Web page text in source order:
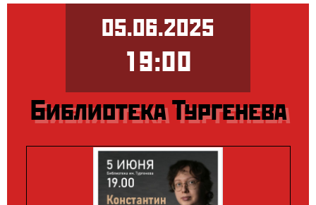
05.06.2025
19:00
Библиотека Тургенева